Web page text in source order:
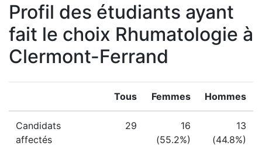
Profil des étudiants ayant
fait le choix Rhumatologie à
Clermont-Ferrand
Tous Femmes Hommes
Candidats
affectés
29
16
(55.2%)
13
(44.8%)